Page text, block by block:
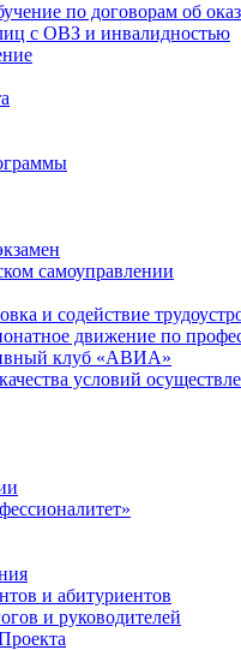
по договорам об
с ОВЗ и инвалидностью
самоуправлении
и содействие
движение по
клуб «АВИА»
условий
и абитуриентов
и руководителей